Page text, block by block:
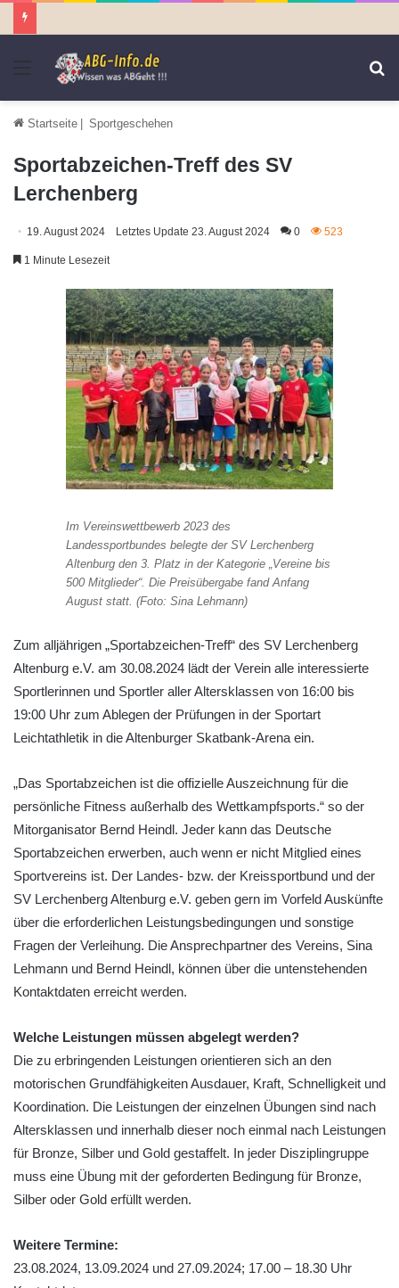
Menü
Startseite | Sportgeschehen
Sportabzeichen-Treff des SV
Lerchenberg
19. August 2024 Letztes Update 23. August 2024 0 523
1 Minute Lesezeit
Im Vereinswettbewerb 2023 des
Landessportbundes belegte der SV Lerchenberg
Altenburg den 3. Platz in der Kategorie „Vereine bis
500 Mitglieder“. Die Preisübergabe fand Anfang
August statt. (Foto: Sina Lehmann)
Zum alljährigen „Sportabzeichen-Treff“ des SV Lerchenberg
Altenburg e.V. am 30.08.2024 lädt der Verein alle interessierte
Sportlerinnen und Sportler aller Altersklassen von 16:00 bis
19:00 Uhr zum Ablegen der Prüfungen in der Sportart
Leichtathletik in die Altenburger Skatbank-Arena ein.
„Das Sportabzeichen ist die offizielle Auszeichnung für die
persönliche Fitness außerhalb des Wettkampfsports.“ so der
Mitorganisator Bernd Heindl. Jeder kann das Deutsche
Sportabzeichen erwerben, auch wenn er nicht Mitglied eines
Sportvereins ist. Der Landes- bzw. der Kreissportbund und der
SV Lerchenberg Altenburg e.V. geben gern im Vorfeld Auskünfte
über die erforderlichen Leistungsbedingungen und sonstige
Fragen der Verleihung. Die Ansprechpartner des Vereins, Sina
Lehmann und Bernd Heindl, können über die untenstehenden
Kontaktdaten erreicht werden.
Welche Leistungen müssen abgelegt werden?
Die zu erbringenden Leistungen orientieren sich an den
motorischen Grundfähigkeiten Ausdauer, Kraft, Schnelligkeit und
Koordination. Die Leistungen der einzelnen Übungen sind nach
Altersklassen und innerhalb dieser noch einmal nach Leistungen
für Bronze, Silber und Gold gestaffelt. In jeder Disziplingruppe
muss eine Übung mit der geforderten Bedingung für Bronze,
Silber oder Gold erfüllt werden.
Weitere Termine:
23.08.2024, 13.09.2024 und 27.09.2024; 17.00 – 18.30 Uhr